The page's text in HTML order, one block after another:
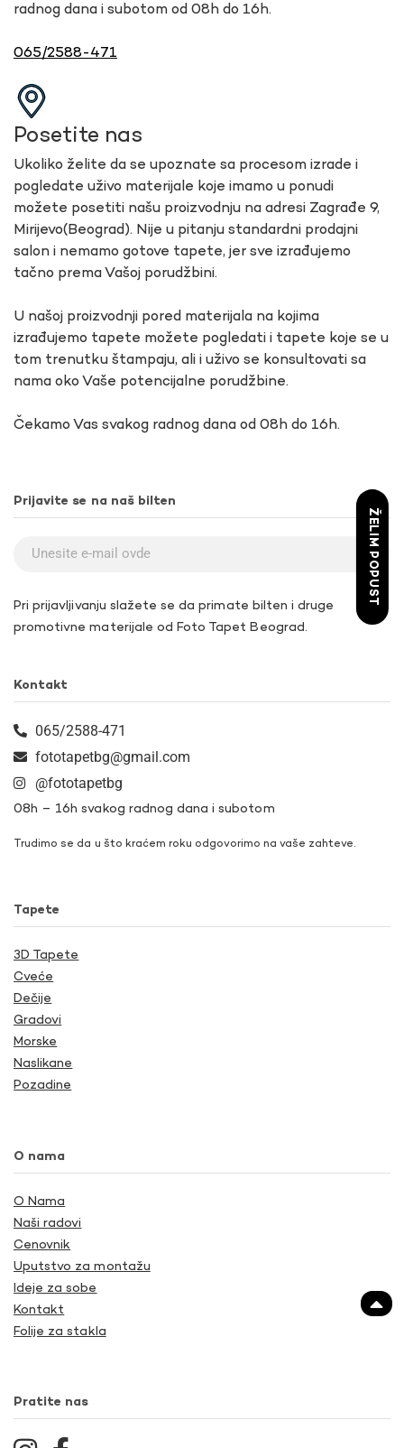
radnog dana i subotom od 08h do 16h.
065/2588-471
Posetite nas
Ukoliko želite da se upoznate sa procesom izrade i
pogledate uživo materijale koje imamo u ponudi
možete posetiti našu proizvodnju na adresi Zagrađe 9,
Mirijevo(Beograd). Nije u pitanju standardni prodajni
salon i nemamo gotove tapete, jer sve izrađujemo
tačno prema Vašoj porudžbini.
U našoj proizvodnji pored materijala na kojima
izrađujemo tapete možete pogledati i tapete koje se u
tom trenutku štampaju, ali i uživo se konsultovati sa
nama oko Vaše potencijalne porudžbine.
Čekamo Vas svakog radnog dana od 08h do 16h.
Prijavite se na naš bilten
Pri prijavljivanju slažete se da primate bilten i druge
promotivne materijale od Foto Tapet Beograd.
Kontakt
065/2588-471
fototapetbg@gmail.com
@fototapetbg
08h – 16h svakog radnog dana i subotom
Trudimo se da u što kraćem roku odgovorimo na vaše zahteve.
Tapete
3D Tapete
Cveće
Dečije
Gradovi
Morske
Naslikane
Pozadine
O nama
O Nama
Naši radovi
Cenovnik
Uputstvo za montažu
Ideje za sobe
Kontakt
Folije za stakla
Pratite nas
ŽELIM POPUST